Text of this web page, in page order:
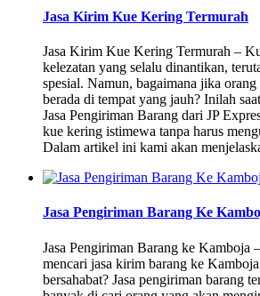
Jasa Kirim Kue Kering Termurah
Jasa Kirim Kue Kering Termurah –
kelezatan yang selalu dinantikan,
spesial. Namun, bagaimana jika
berada di tempat yang jauh? Inilah
Jasa Pengiriman Barang dari JP
kue kering istimewa tanpa harus
Dalam artikel ini kami akan
Jasa Pengiriman Barang Ke
Jasa Pengiriman Barang ke Kamboja
mencari jasa kirim barang ke
bersahabat? Jasa pengiriman barang